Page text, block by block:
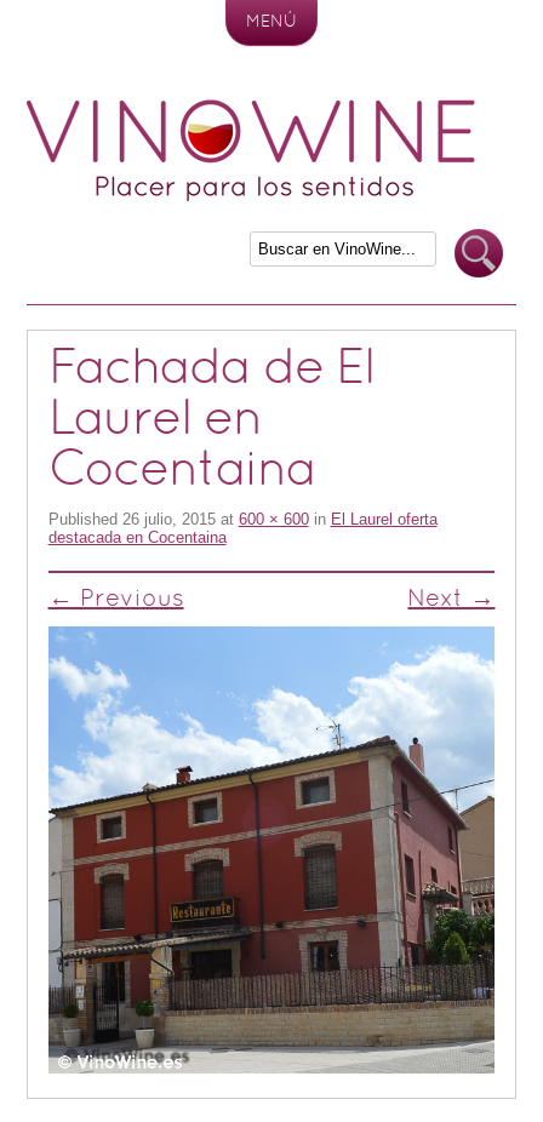
MENÚ
Fachada de El
Laurel en
Cocentaina
Published 26 julio, 2015at 600 × 600in El Laurel oferta
destacada en Cocentaina
← Previous Next →